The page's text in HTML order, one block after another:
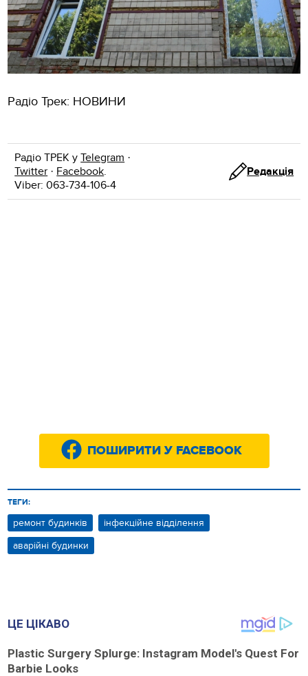
Радіо Трек: НОВИНИ
Радіо ТРЕК уTelegram ·
Twitter · Facebook.
Viber: 063-734-106-4
Редакція
ПОШИРИТИ У FACEBOOK
ТЕГИ:
ремонт будинків
інфекційне відділення
аварійні будинки
ЦЕ ЦІКАВО
Plastic Surgery Splurge: Instagram Model's Quest For
Barbie Looks